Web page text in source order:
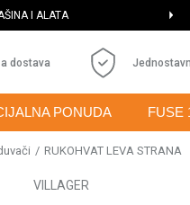
I ALATA
dostava
PONUDA FUSE
RUKOHVAT LEVA STRANA
VILLAGER